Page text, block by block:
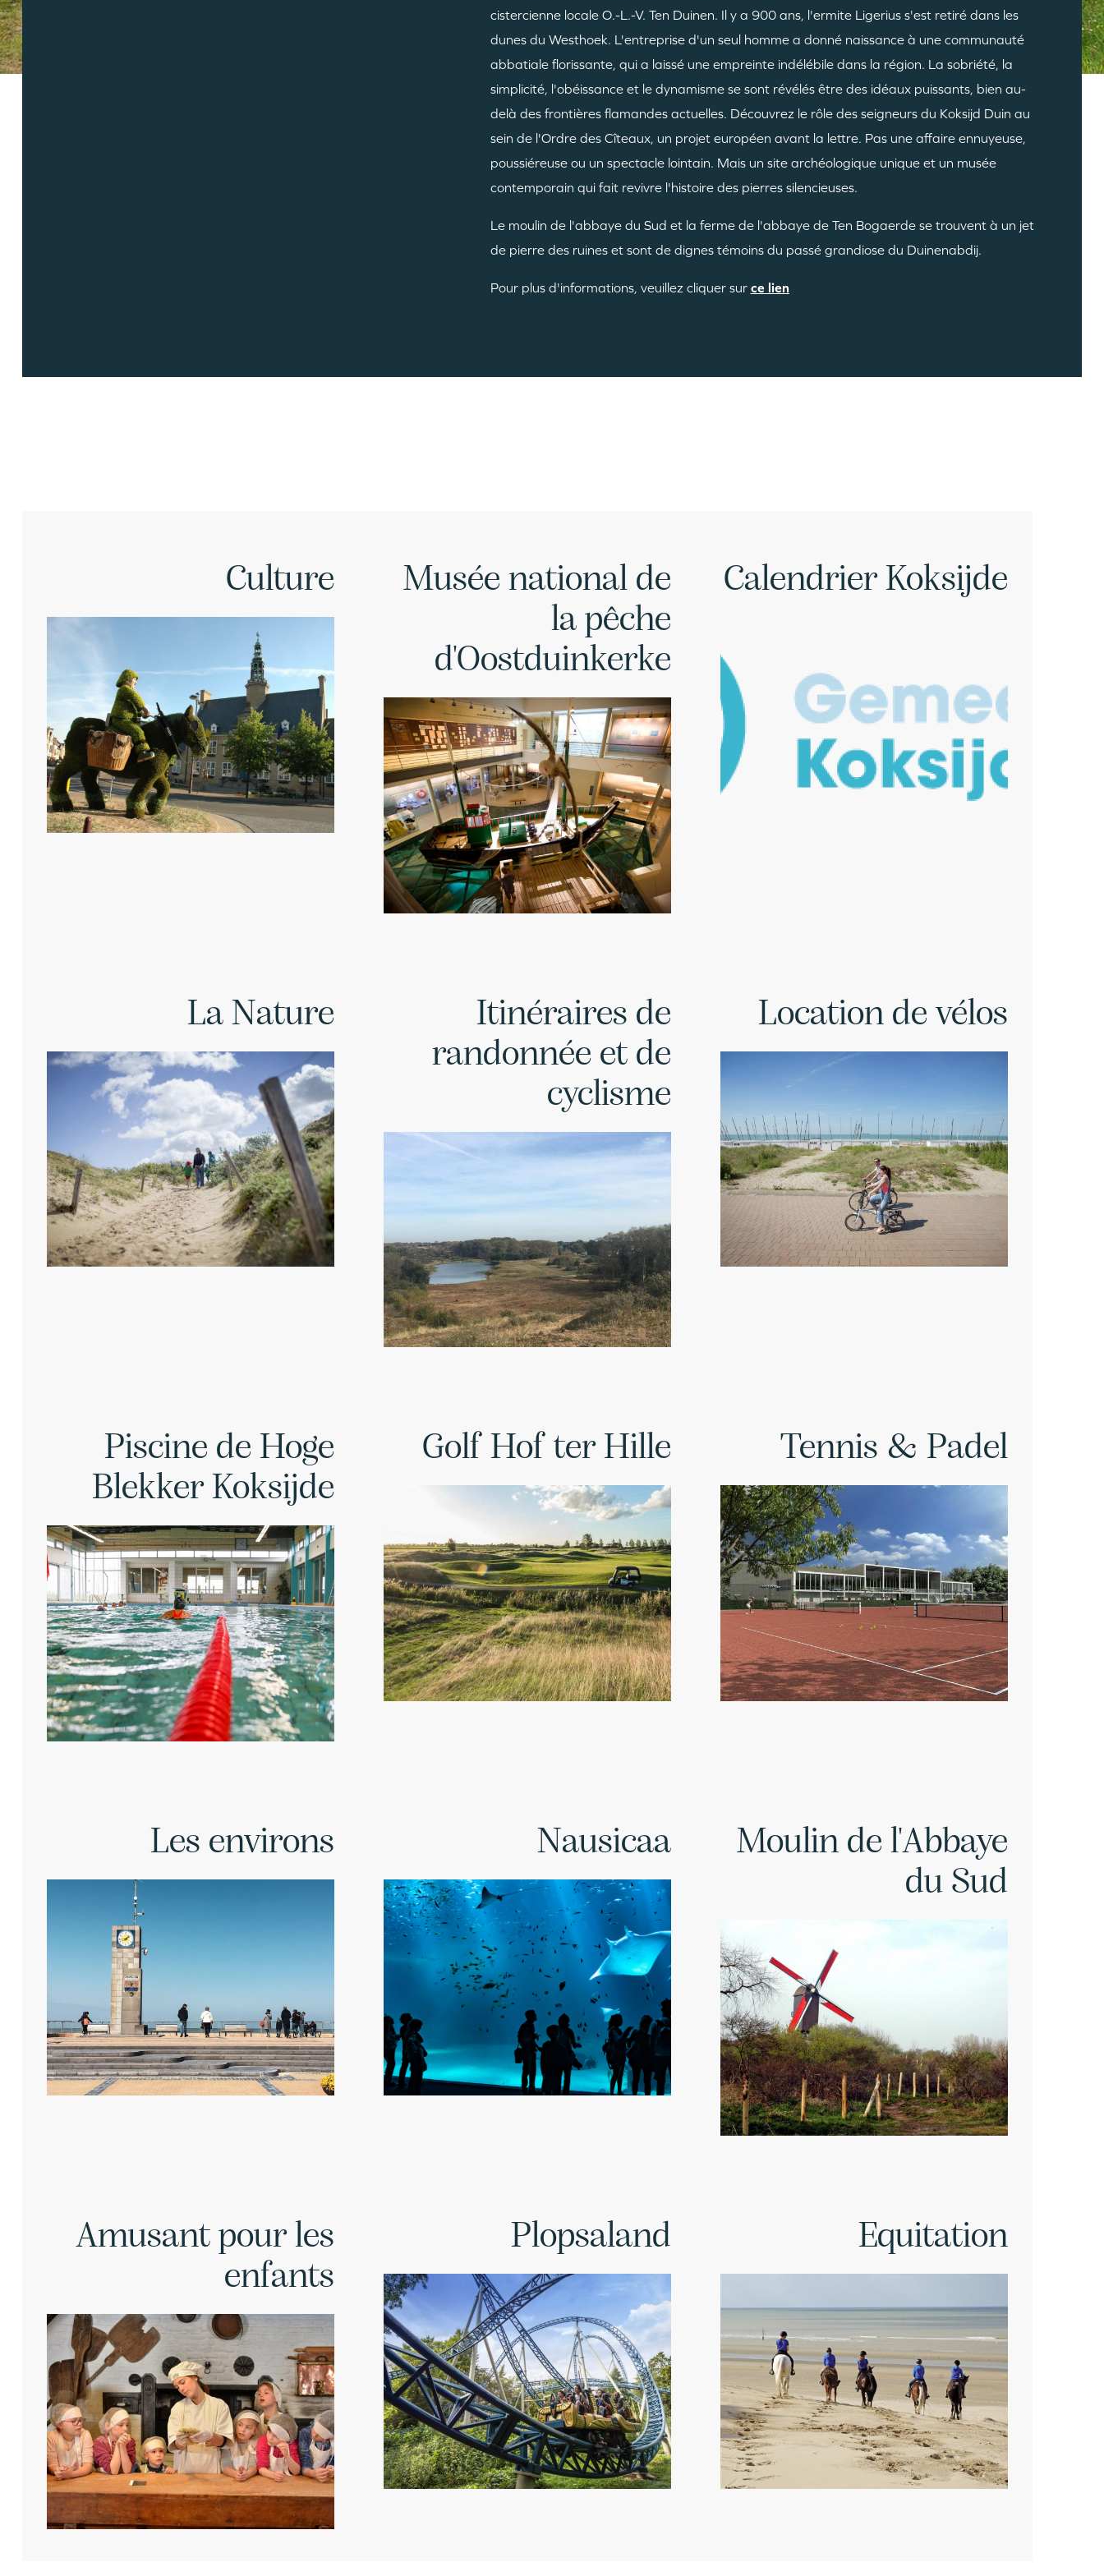
cistercienne locale O.-L.-V. Ten Duinen. Il y a 900 ans, l'ermite Ligerius s'est retiré dans les
dunes du Westhoek. L'entreprise d'un seul homme a donné naissance à une communauté
abbatiale florissante, qui a laissé une empreinte indélébile dans la région. La sobriété, la
simplicité, l'obéissance et le dynamisme se sont révélés être des idéaux puissants, bien au-
delà des frontières flamandes actuelles. Découvrez le rôle des seigneurs du Koksijd Duin au
sein de l'Ordre des Cîteaux, un projet européen avant la lettre. Pas une affaire ennuyeuse,
poussiéreuse ou un spectacle lointain. Mais un site archéologique unique et un musée
contemporain qui fait revivre l'histoire des pierres silencieuses.
Le moulin de l'abbaye du Sud et la ferme de l'abbaye de Ten Bogaerde se trouvent à un jet
de pierre des ruines et sont de dignes témoins du passé grandiose du Duinenabdij.
Pour plus d'informations, veuillez cliquer sur ce lien
Culture
Musée national de
la pêche
d'Oostduinkerke
Calendrier Koksijde
La Nature
Itinéraires de
randonnée et de
cyclisme
Location de vélos
Piscine de Hoge
Blekker Koksijde
Golf Hof ter Hille Tennis & Padel
Les environs Nausicaa
Moulin de l'Abbaye
du Sud
Amusant pour les
enfants
Plopsaland Equitation